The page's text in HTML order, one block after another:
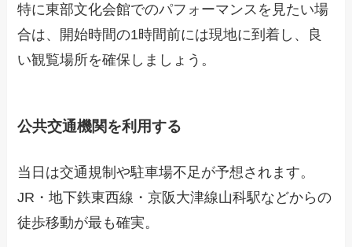
特に東部文化会館でのパフォーマンスを見たい場
合は、開始時間の1時間前には現地に到着し、良
い観覧場所を確保しましょう。
公共交通機関を利用する
当日は交通規制や駐車場不足が予想されます。
JR・地下鉄東西線・京阪大津線山科駅などからの
徒歩移動が最も確実。